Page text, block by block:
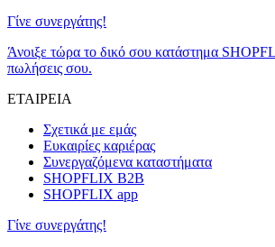
Γίνε συνεργάτης!
Άνοιξε τώρα το δικό σου κατάστημα
πωλήσεις σου.
ΕΤΑΙΡΕΙΑ
Σχετικά με εμάς
Ευκαιρίες καριέρας
Συνεργαζόμενα καταστήματα
SHOPFLIX B2B
SHOPFLIX app
Γίνε συνεργάτης!